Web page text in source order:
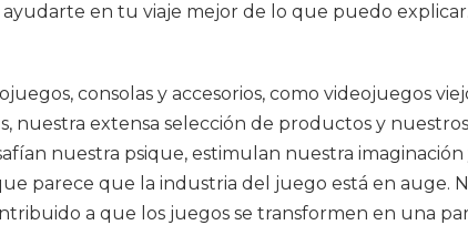
en tu viaje mejor de lo que puedo
consolas y accesorios, como videojuegos
nuestra extensa selección de productos y
nuestra psique, estimulan nuestra
parece que la industria del juego está en auge.
a que los juegos se transformen en una